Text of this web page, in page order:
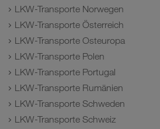
LKW-Transporte Norwegen
LKW-Transporte Österreich
LKW-Transporte Osteuropa
LKW-Transporte Polen
LKW-Transporte Portugal
LKW-Transporte Rumänien
LKW-Transporte Schweden
LKW-Transporte Schweiz